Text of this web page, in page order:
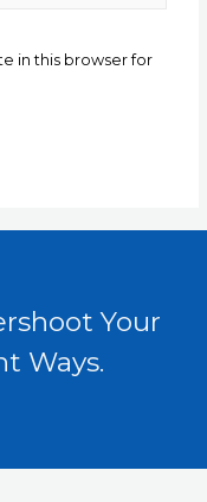
in this browser for
Your
Ways.